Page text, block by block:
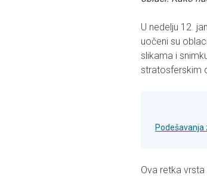
U nedelju 12.
uočeni su
slikama i
stratosferskim
Podešavanja
Ova retka